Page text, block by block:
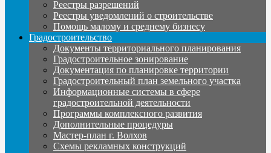
Реестры разрешений
Реестры уведомлений о строительстве
Помощь малому и среднему бизнесу
Градостроительство
Документы территориального планирования
Градостроительное зонирование
Документация по планировке территории
Градостроительный план земельного участка
Информационные системы в сфере
градостроительной деятельности
Программы комплексного развития
Дополнительные процедуры
Мастер-план г. Волхов
Схемы рекламных конструкций